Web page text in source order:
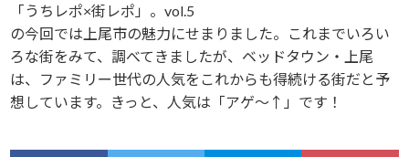
「うちレポ×街レポ」。vol.5
の今回では上尾市の魅力にせまりました。これまでいろい
ろな街をみて、調べてきましたが、ベッドタウン・上尾
は、ファミリー世代の人気をこれからも得続ける街だと予
想しています。きっと、人気は「アゲ～↑」です！